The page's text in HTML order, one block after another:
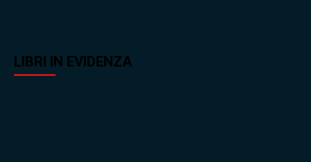
LIBRI IN EVIDENZA